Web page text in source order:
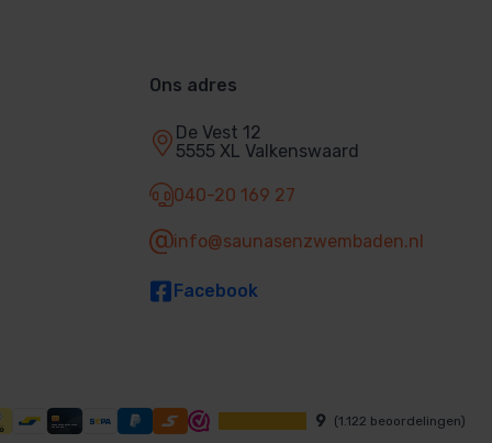
Ons adres
De Vest 12
5555 XL Valkenswaard
040-20 169 27
info@saunasenzwembaden.nl
Facebook
9 (1.122 beoordelingen)